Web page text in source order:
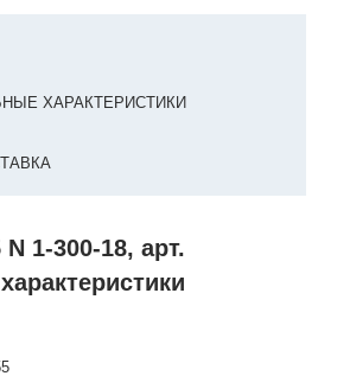
ХАРАКТЕРИСТИКИ
1-300-18, арт.